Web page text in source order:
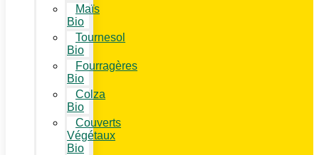
Maïs
Bio
Tournesol
Bio
Fourragères
Bio
Colza
Bio
Couverts
Végétaux
Bio